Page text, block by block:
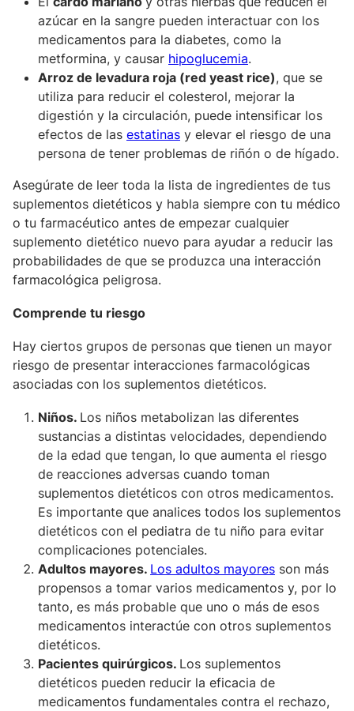
azúcar en la sangre pueden interactuar con los
medicamentos para la diabetes, como la
metformina, y causar hipoglucemia.
Arroz de levadura roja (red yeast rice), que se
utiliza para reducir el colesterol, mejorar la
digestión y la circulación, puede intensificar los
efectos de las estatinas y elevar el riesgo de una
persona de tener problemas de riñón o de hígado.
Asegúrate de leer toda la lista de ingredientes de tus
suplementos dietéticos y habla siempre con tu médico
o tu farmacéutico antes de empezar cualquier
suplemento dietético nuevo para ayudar a reducir las
probabilidades de que se produzca una interacción
farmacológica peligrosa.
Comprende tu riesgo
Hay ciertos grupos de personas que tienen un mayor
riesgo de presentar interacciones farmacológicas
asociadas con los suplementos dietéticos.
Niños. Los niños metabolizan las diferentes
sustancias a distintas velocidades, dependiendo
de la edad que tengan, lo que aumenta el riesgo
de reacciones adversas cuando toman
suplementos dietéticos con otros medicamentos.
Es importante que analices todos los suplementos
dietéticos con el pediatra de tu niño para evitar
complicaciones potenciales.
Adultos mayores. Los adultos mayores son más
propensos a tomar varios medicamentos y, por lo
tanto, es más probable que uno o más de esos
medicamentos interactúe con otros suplementos
dietéticos.
Pacientes quirúrgicos. Los suplementos
dietéticos pueden reducir la eficacia de
medicamentos fundamentales contra el rechazo,